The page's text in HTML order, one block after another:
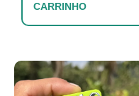
CARRINHO